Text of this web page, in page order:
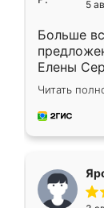
5
Больше
Елены
короткие
для
Читать